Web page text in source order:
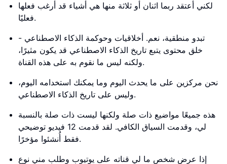
لكني أعتقد ربما اثنان أو ثلاثة منها هي أشياء قد أرغب فعلها
فعليًا.
تبدو منطقية، نعم. أخلاقيات وحوكمة الذكاء الاصطناعي -
خلق محتوى يتبع تاريخ الذكاء الاصطناعي قد يكون مثيرًا،
ولكنه ليس ما نقوم به على هذه القناة.
نحن مركزين على ما يحدث اليوم وما يمكنك استخدامه اليوم،
وليس على تاريخ الذكاء الاصطناعي.
هذه جميعًا مواضيع ذات صلة ولكنها ليست ذات صلة بالنسبة
لي، وقدمت السياق الكافي. لقد قدمت 12 فيديو توضيحي
فقط أُنشئوا مؤخرًا.
إذا عرض شخص ما لي قناته على يوتيوب وطلب مني نوع